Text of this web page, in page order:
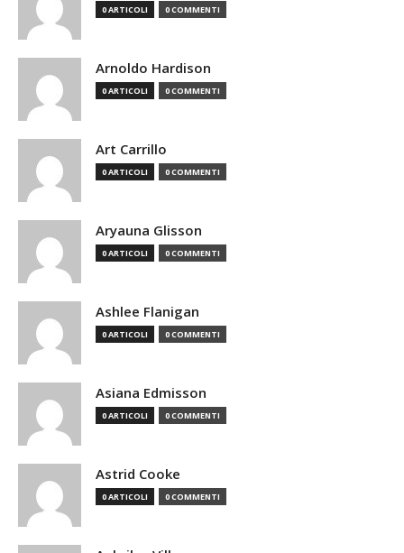
0 ARTICOLI 0 COMMENTI
Arnoldo Hardison
0 ARTICOLI 0 COMMENTI
Art Carrillo
0 ARTICOLI 0 COMMENTI
Aryauna Glisson
0 ARTICOLI 0 COMMENTI
Ashlee Flanigan
0 ARTICOLI 0 COMMENTI
Asiana Edmisson
0 ARTICOLI 0 COMMENTI
Astrid Cooke
0 ARTICOLI 0 COMMENTI